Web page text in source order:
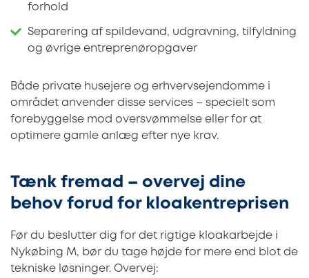
forhold
Separering af spildevand, udgravning, tilfyldning
og øvrige entreprenøropgaver
Både private husejere og erhvervsejendomme i
området anvender disse services – specielt som
forebyggelse mod oversvømmelse eller for at
optimere gamle anlæg efter nye krav.
Tænk fremad – overvej dine
behov forud for kloakentreprisen
Før du beslutter dig for det rigtige kloakarbejde i
Nykøbing M, bør du tage højde for mere end blot de
tekniske løsninger. Overvej: